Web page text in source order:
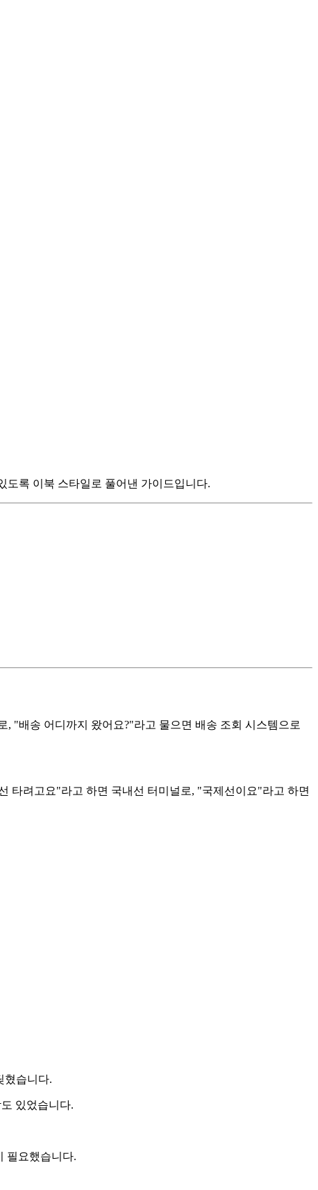
도록 이북 스타일로 풀어낸 가이드입니다.
"배송 어디까지 왔어요?"라고 물으면 배송 조회 시스템으로
타려고요"라고 하면 국내선 터미널로, "국제선이요"라고 하면
혔습니다.
있었습니다.
필요했습니다.